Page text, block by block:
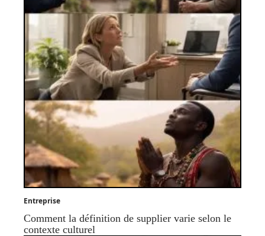
Entreprise
Comment la définition de supplier varie selon le
contexte culturel